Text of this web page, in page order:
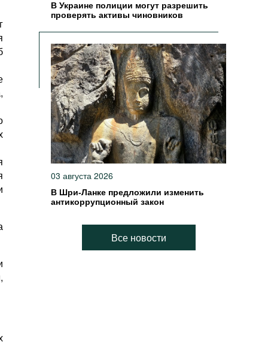
В Украине полиции могут разрешить
проверять активы чиновников
03 августа 2026
В Шри-Ланке предложили изменить
антикоррупционный закон
Все новости